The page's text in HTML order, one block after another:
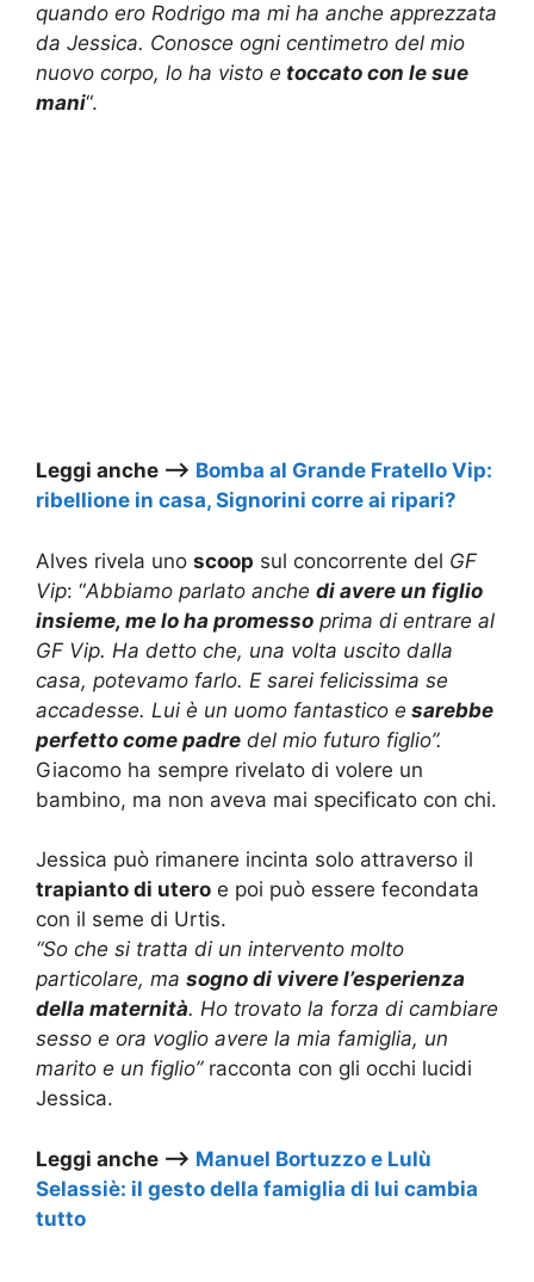
quando ero Rodrigo ma mi ha anche apprezzata
da Jessica. Conosce ogni centimetro del mio
nuovo corpo, lo ha visto e toccato con le sue
mani“.
Leggi anche –> Bomba al Grande Fratello Vip:
ribellione in casa, Signorini corre ai ripari?
Alves rivela uno scoop sul concorrente del GF
Vip: “Abbiamo parlato anche di avere un figlio
insieme, me lo ha promesso prima di entrare al
GF Vip. Ha detto che, una volta uscito dalla
casa, potevamo farlo. E sarei felicissima se
accadesse. Lui è un uomo fantastico e sarebbe
perfetto come padre del mio futuro figlio”.
Giacomo ha sempre rivelato di volere un
bambino, ma non aveva mai specificato con chi.
Jessica può rimanere incinta solo attraverso il
trapianto di utero e poi può essere fecondata
con il seme di Urtis.
“So che si tratta di un intervento molto
particolare, ma sogno di vivere l’esperienza
della maternità. Ho trovato la forza di cambiare
sesso e ora voglio avere la mia famiglia, un
marito e un figlio” racconta con gli occhi lucidi
Jessica.
Leggi anche –> Manuel Bortuzzo e Lulù
Selassiè: il gesto della famiglia di lui cambia
tutto